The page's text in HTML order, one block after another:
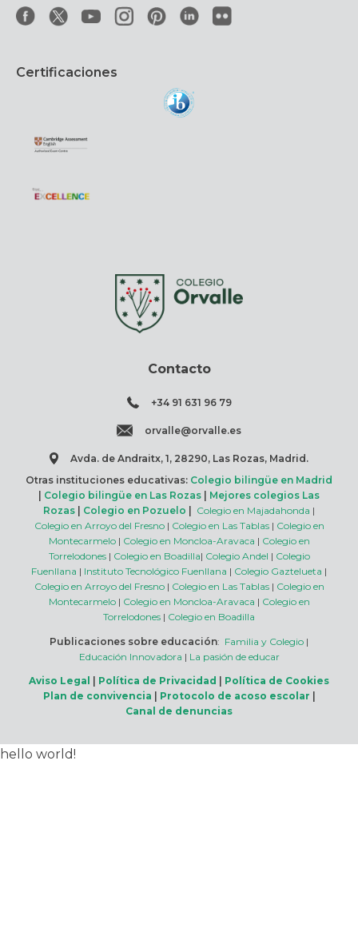
Certificaciones
Contacto
+34 91 631 96 79
orvalle@orvalle.es
Avda. de Andraitx, 1, 28290, Las Rozas, Madrid.
Otras instituciones educativas: Colegio bilingüe en Madrid
Colegio bilingüe en Las Rozas
Mejores colegios Las
Rozas
Colegio en Pozuelo Colegio en Majadahonda |
Colegio en Arroyo del Fresno| Colegio en Las Tablas| Colegio en
Montecarmelo| Colegio en Moncloa-Aravaca | Colegio en
Torrelodones| Colegio en Boadilla| Colegio Andel | Colegio
Fuenllana | Instituto Tecnológico Fuenllana | Colegio Gaztelueta |
Colegio en Arroyo del Fresno| Colegio en Las Tablas| Colegio en
Montecarmelo| Colegio en Moncloa-Aravaca | Colegio en
Torrelodones | Colegio en Boadilla
Publicaciones sobre educación: Familia y Colegio |
Educación Innovadora | La pasión de educar
Aviso Legal
Política de Privacidad
Política de Cookies
Plan de convivencia
Protocolo de acoso escolar
Canal de denuncias
hello world!